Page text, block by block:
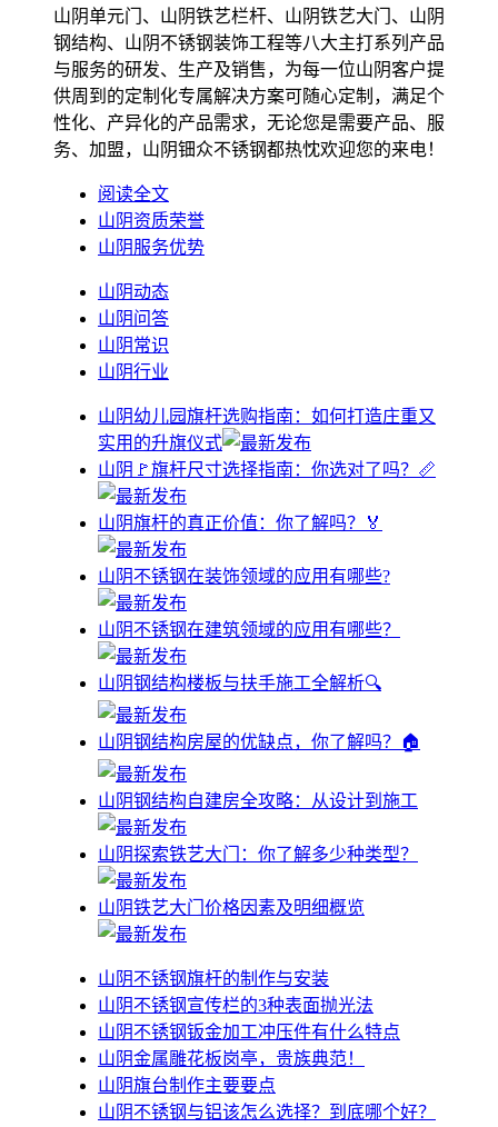
山阴单元门、山阴铁艺栏杆、山阴铁艺大门、山阴
钢结构、山阴不锈钢装饰工程等八大主打系列产品
与服务的研发、生产及销售，为每一位山阴客户提
供周到的定制化专属解决方案可随心定制，满足个
性化、产异化的产品需求，无论您是需要产品、服
务、加盟，山阴钿众不锈钢都热忱欢迎您的来电！
阅读全文
山阴资质荣誉
山阴服务优势
山阴动态
山阴问答
山阴常识
山阴行业
山阴幼儿园旗杆选购指南：如何打造庄重又
实用的升旗仪式
山阴🚩旗杆尺寸选择指南：你选对了吗？📏
山阴旗杆的真正价值：你了解吗？🏅
山阴不锈钢在装饰领域的应用有哪些?
山阴不锈钢在建筑领域的应用有哪些？
山阴钢结构楼板与扶手施工全解析🔍
山阴钢结构房屋的优缺点，你了解吗？🏠
山阴钢结构自建房全攻略：从设计到施工
山阴探索铁艺大门：你了解多少种类型？
山阴铁艺大门价格因素及明细概览
山阴不锈钢旗杆的制作与安装
山阴不锈钢宣传栏的3种表面抛光法
山阴不锈钢钣金加工冲压件有什么特点
山阴金属雕花板岗亭，贵族典范！
山阴旗台制作主要要点
山阴不锈钢与铝该怎么选择？到底哪个好？